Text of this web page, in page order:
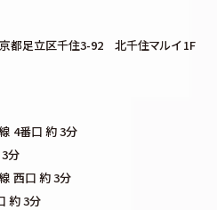
都足立区千住3-92 北千住マルイ 1F
4番口 約 3分
分
西口 約 3分
約 3分